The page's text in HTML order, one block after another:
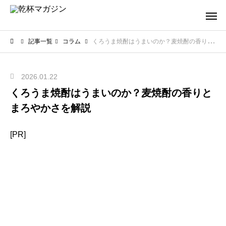
記事一覧 コラム くろうま焼酎はうまいのか？麦焼酎の香りとまろやかさを解説
2026.01.22
くろうま焼酎はうまいのか？麦焼酎の香りと
まろやかさを解説
[PR]